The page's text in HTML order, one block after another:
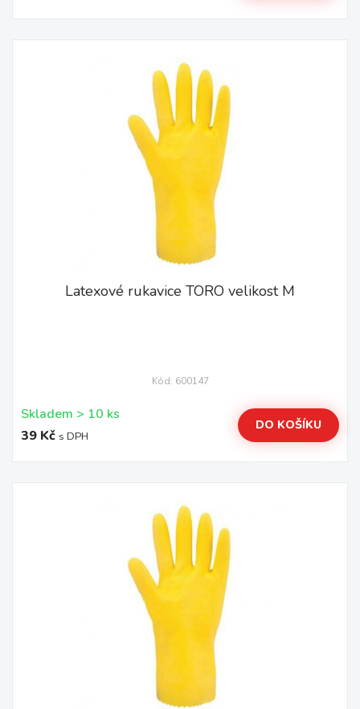
Latexové rukavice TORO velikost M
Kód: 600147
Skladem > 10 ks
39 Kč s DPH
DO KOŠÍKU